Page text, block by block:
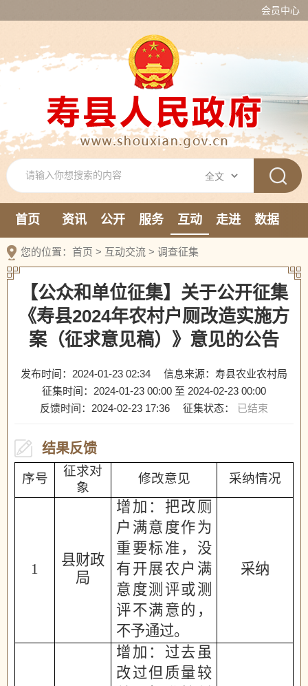
会员中心
首页 资讯 公开 服务 互动 走进
数据
您的位置： 首页 > 互动交流 > 调查征集
【公众和单位征集】关于公开征集
《寿县2024年农村户厕改造实施方
案（征求意见稿）》意见的公告
发布时间：2024-01-23 02:34
信息来源：寿县农业农村局
征集时间： 2024-01-23 00:00 至 2024-02-23 00:00
反馈时间： 2024-02-23 17:36 征集状态： 已结束
结果反馈
序号
征求对
象
修改意见 采纳情况
1
县财政
局
增加： 把改厕
户满意度作为
重要标准，没
有开展农户满
意度测评或测
评不满意的，
不予通过。
采纳
增加：过去虽
改过但质量较